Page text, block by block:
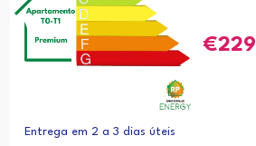
229
Entrega em 2 a 3 dias úteis